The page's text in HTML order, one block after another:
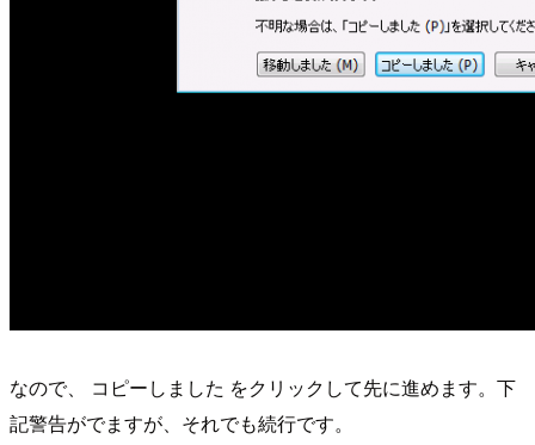
なので、 コピーしました をクリックして先に進めます。下
記警告がでますが、それでも続行です。